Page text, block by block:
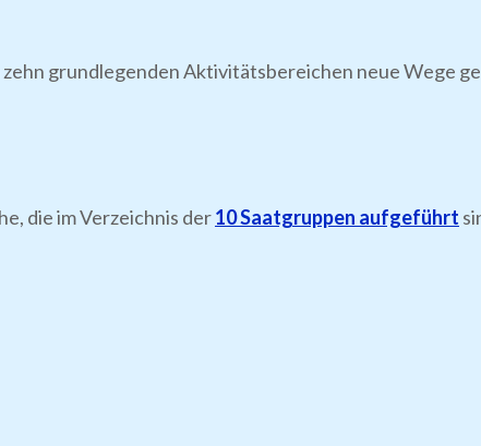
grundlegenden Aktivitätsbereichen neue Wege
die im Verzeichnis der10 Saatgruppen aufgeführt